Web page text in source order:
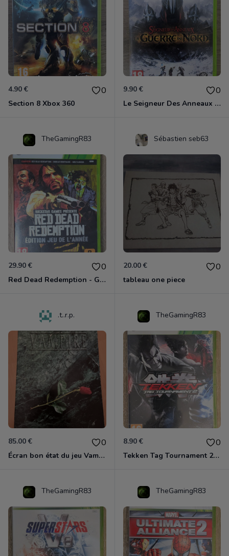
4.90 € 0
Section 8 Xbox 360
9.90 € 0
Le Seigneur Des Anneaux - La Guerre Du Nord Xbox 360
TheGamingR83
29.90 € 0
Red Dead Redemption - Game Of The Year Xbox 360
Sébastien seb63
20.00 € 0
tableau one piece
.t..r.p.
85.00 € 0
Écran bon état du jeu Vampire et livre de règles « la mascarade » état d’usage
TheGamingR83
8.90 € 0
Tekken Tag Tournament 2 Xbox 360
TheGamingR83 TheGamingR83